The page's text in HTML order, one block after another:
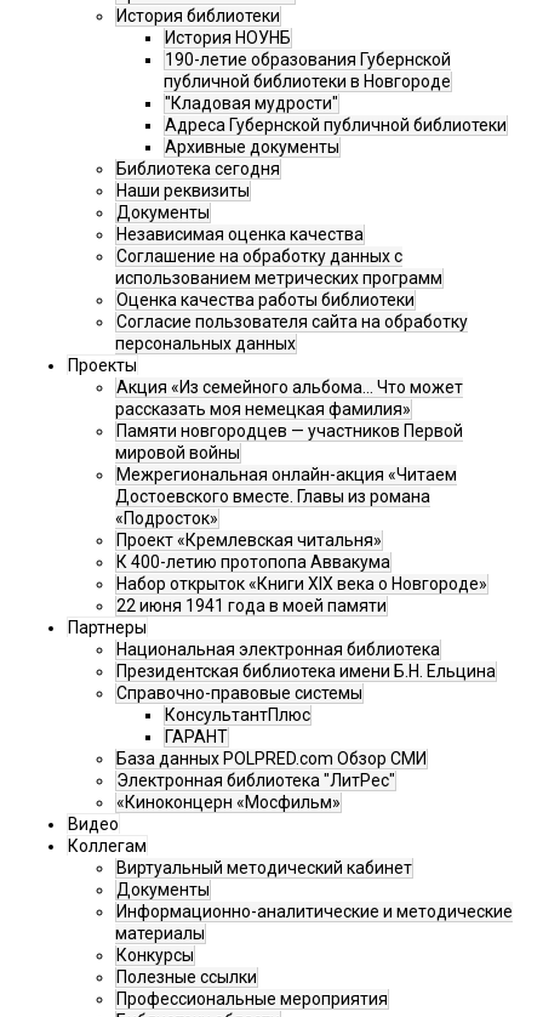
История библиотеки
История НОУНБ
190-летие образования Губернской
публичной библиотеки в Новгороде
"Кладовая мудрости"
Адреса Губернской публичной библиотеки
Архивные документы
Библиотека сегодня
Наши реквизиты
Документы
Независимая оценка качества
Соглашение на обработку данных с
использованием метрических программ
Оценка качества работы библиотеки
Согласие пользователя сайта на обработку
персональных данных
Проекты
Акция «Из семейного альбома... Что может
рассказать моя немецкая фамилия»
Памяти новгородцев — участников Первой
мировой войны
Межрегиональная онлайн-акция «Читаем
Достоевского вместе. Главы из романа
«Подросток»
Проект «Кремлевская читальня»
К 400-летию протопопа Аввакума
Набор открыток «Книги XIX века о Новгороде»
22 июня 1941 года в моей памяти
Партнеры
Национальная электронная библиотека
Президентская библиотека имени Б.Н. Ельцина
Справочно-правовые системы
КонсультантПлюс
ГАРАНТ
База данных POLPRED.com Обзор СМИ
Электронная библиотека "ЛитРес"
«Киноконцерн «Мосфильм»
Видео
Коллегам
Виртуальный методический кабинет
Документы
Информационно-аналитические и методические
материалы
Конкурсы
Полезные ссылки
Профессиональные мероприятия